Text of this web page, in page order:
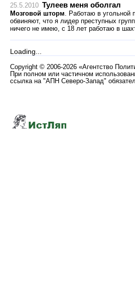
25.5.2010 Тулеев меня оболгал
Мозговой шторм. Работаю в угольной
обвиняют, что я лидер преступных
ничего не имею, с 18 лет работаю в
Loading...
Copyright © 2006-2026 «Агентство
При полном или частичном
ссылка на "АПН Северо-Запад"